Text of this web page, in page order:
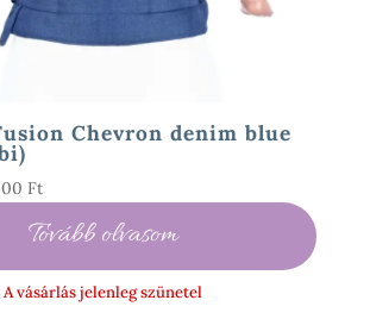
Chevron denim blue
FtÁrtartomány:
490 Ft
-
17
Tovább olvasom
A vásárlás jelenleg szünetel